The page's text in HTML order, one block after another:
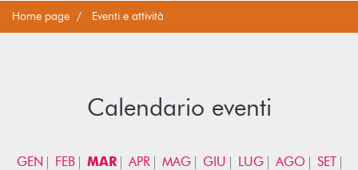
Home page Eventi e attività
Calendario eventi
GEN FEB MAR APR MAG GIU LUG AGO
SET